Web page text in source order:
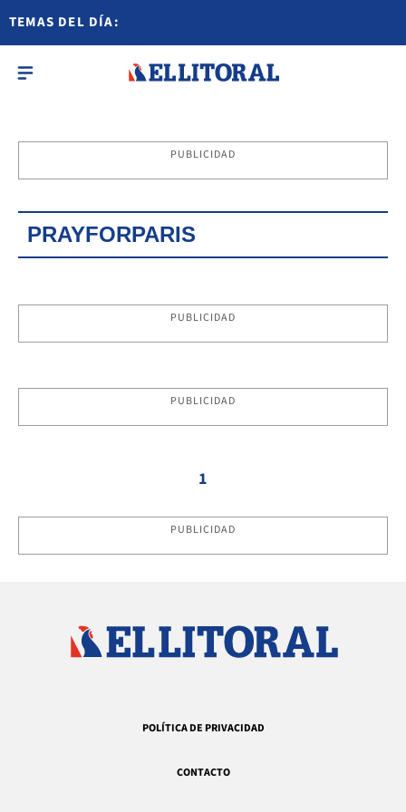
TEMAS DEL DÍA:
PUBLICIDAD
PRAYFORPARIS
PUBLICIDAD
PUBLICIDAD
1
PUBLICIDAD
POLÍTICA DE PRIVACIDAD
CONTACTO